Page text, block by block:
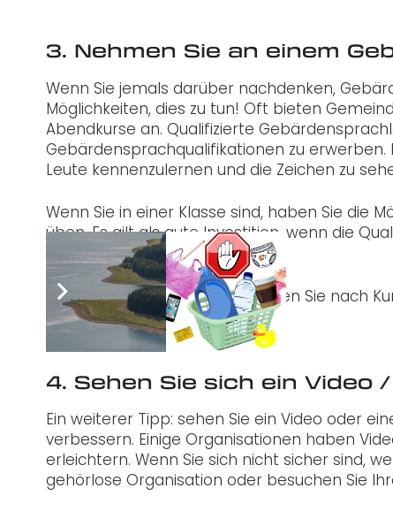
3. Nehmen Sie an einem
Wenn Sie jemals darüber nachdenken,
Möglichkeiten, dies zu tun! Oft bieten
Abendkurse an. Qualifizierte
Gebärdensprachqualifikationen zu
Leute kennenzulernen und die Zeichen zu
Wenn Sie in einer Klasse sind, haben Sie die
üben. Es gilt als gute Investition, wenn die
kann.
Wenn Sie interessiert sind, suchen Sie nach
Bildungsorganisationen vor Ort.
4. Sehen Sie sich ein Video
Ein weiterer Tipp: sehen Sie ein Video oder
verbessern. Einige Organisationen haben
erleichtern. Wenn Sie sich nicht sicher sind,
gehörlose Organisation oder besuchen Sie